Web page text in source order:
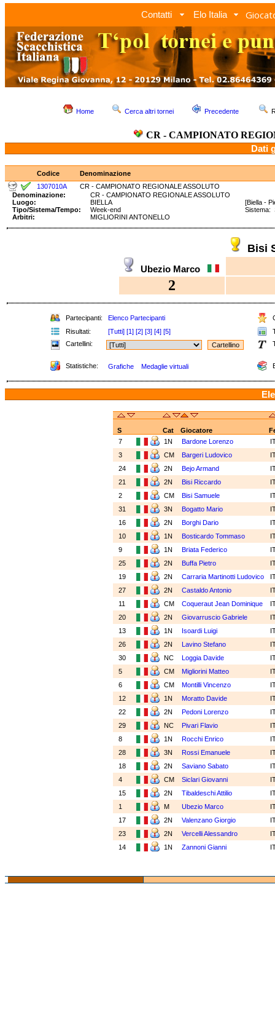
Contatti Elo Italia
Home Cerca altri tornei Precedente
CR - CAMPIONATO
Dati
Codice
Denominazione
1307010A
CR - CAMPIONATO REGIONALE ASSOLUTO
Denominazione:
CR - CAMPIONATO REGIONALE ASSOLUTO
Luogo:
BIELLA
[Biella -
Tipo/Sistema/Tempo:
Week-end
Arbitri:
MIGLIORINI ANTONELLO
Bisi
Ubezio Marco
2
Partecipanti: Elenco Partecipanti
Risultati:
[Tutti] [1] [2] [3] [4] [5]
Cartellini:
Statistiche: Grafiche Medaglie virtuali
S Cat Giocatore
7
1N Bardone Lorenzo
3
CM Bargeri Ludovico
24
2N Bejo Armand
21
2N Bisi Riccardo
2
CM Bisi Samuele
31
3N Bogatto Mario
16
2N Borghi Dario
10
1N Bosticardo Tommaso
9
1N Briata Federico
25
2N Buffa Pietro
19
2N Carraria Martinotti Ludovico
27
2N Castaldo Antonio
11
CM Coqueraut Jean Dominique
20
2N Giovarruscio Gabriele
13
1N Isoardi Luigi
26
2N Lavino Stefano
30
NC Loggia Davide
5
CM Migliorini Matteo
6
CM Montilli Vincenzo
12
1N Moratto Davide
22
2N Pedoni Lorenzo
29
NC Pivari Flavio
8
1N Rocchi Enrico
28
3N Rossi Emanuele
18
2N Saviano Sabato
4
CM Siclari Giovanni
15
2N Tibaldeschi Attilio
1
M Ubezio Marco
17
2N Valenzano Giorgio
23
2N Vercelli Alessandro
14
1N Zannoni Gianni